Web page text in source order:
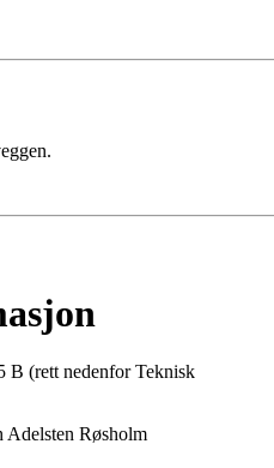
B (rett nedenfor Teknisk
Adelsten Røsholm